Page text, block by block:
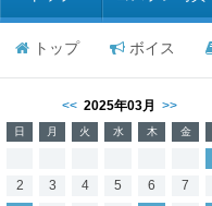
トップ ボイス
<< 2025年03月 >>
日 月 火 水 木 金
2
3 4 5 6 7